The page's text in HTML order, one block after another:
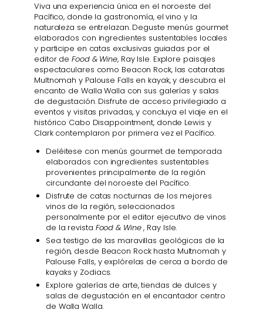
Viva una experiencia única en el noroeste del
Pacífico, donde la gastronomía, el vino y la
naturaleza se entrelazan. Deguste menús gourmet
elaborados con ingredientes sustentables locales
y participe en catas exclusivas guiadas por el
editor deFood & Wine, Ray Isle. Explore paisajes
espectaculares como Beacon Rock, las cataratas
Multnomah y Palouse Falls en kayak, y descubra el
encanto de Walla Walla con sus galerías y salas
de degustación. Disfrute de acceso privilegiado a
eventos y visitas privadas, y concluya el viaje en el
histórico Cabo Disappointment, donde Lewis y
Clark contemplaron por primera vez el Pacífico.
Deléitese con menús gourmet de temporada
elaborados con ingredientes sustentables
provenientes principalmente de la región
circundante del noroeste del Pacífico.
Disfrute de catas nocturnas de los mejores
vinos de la región, seleccionados
personalmente por el editor ejecutivo de vinos
de la revista Food & Wine, Ray Isle.
Sea testigo de las maravillas geológicas de la
región, desde Beacon Rock hasta Multnomah y
Palouse Falls, y explórelas de cerca a bordo de
kayaks y Zodiacs.
Explore galerías de arte, tiendas de dulces y
salas de degustación en el encantador centro
de Walla Walla.